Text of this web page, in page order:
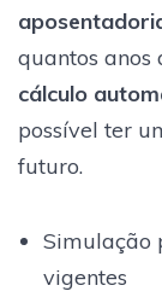
quantos anos
cálculo
possível ter
futuro.
Simulação
vigentes